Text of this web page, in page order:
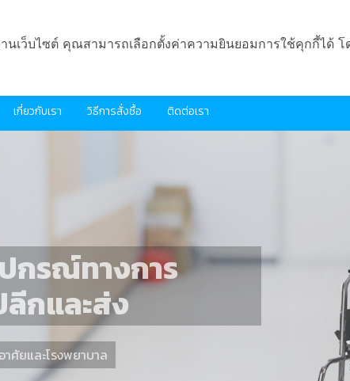
เกี่ยวกับเรา วิธีการสั่งซื้อ ติดต่อเรา
เว็บไซต์ คุณสามารถเลือกตั้งค่าความยินยอมการใช้คุกกี้ได้ โ